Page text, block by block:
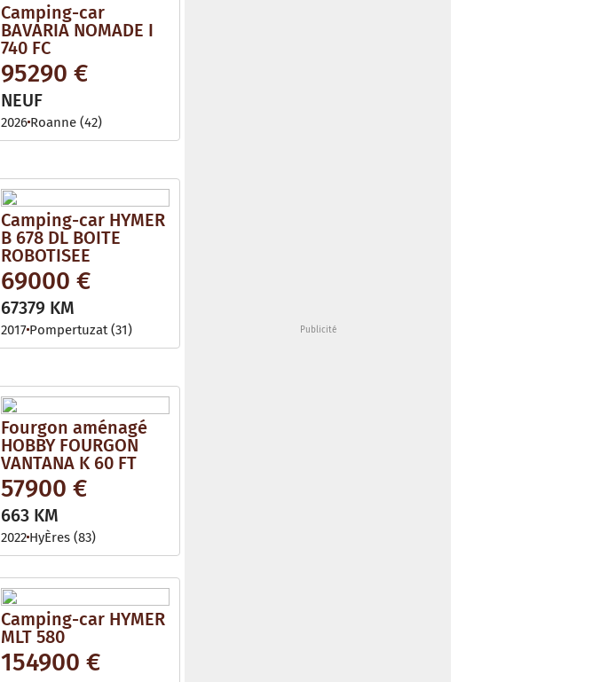
Camping-car
BAVARIA NOMADE I
740 FC
95290 €
NEUF
2026 Roanne (42)
Camping-car HYMER
B 678 DL BOITE
ROBOTISEE
69000 €
67379 KM
2017 Pompertuzat (31)
Fourgon aménagé
HOBBY FOURGON
VANTANA K 60 FT
57900 €
663 KM
2022 HyÈres (83)
Camping-car HYMER
MLT 580
154900 €